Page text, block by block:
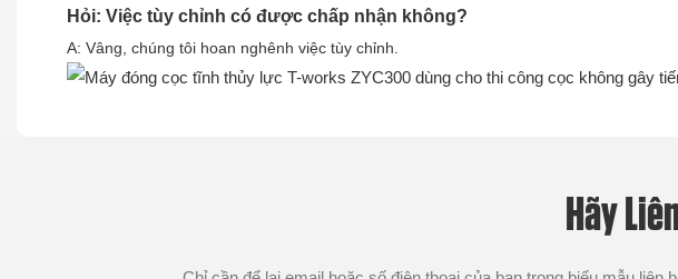
Hỏi: Việc tùy chỉnh có được chấp nhận không?
A: Vâng, chúng tôi hoan nghênh việc tùy chỉnh.
Hãy